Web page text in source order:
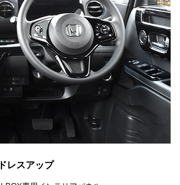
レスアップ